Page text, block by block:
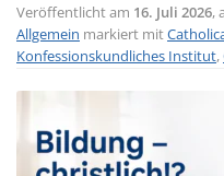
Veröffentlicht am 16. Juli 2026,
Allgemein markiert mit
Konfessionskundliches Institut,